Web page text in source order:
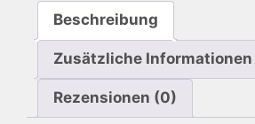
591
281156101R
Menge
Beschreibung
Zusätzliche Informationen
Rezensionen (0)